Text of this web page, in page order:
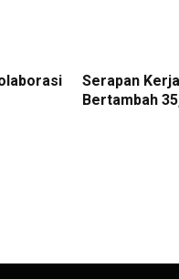
Serapan
Bertambah